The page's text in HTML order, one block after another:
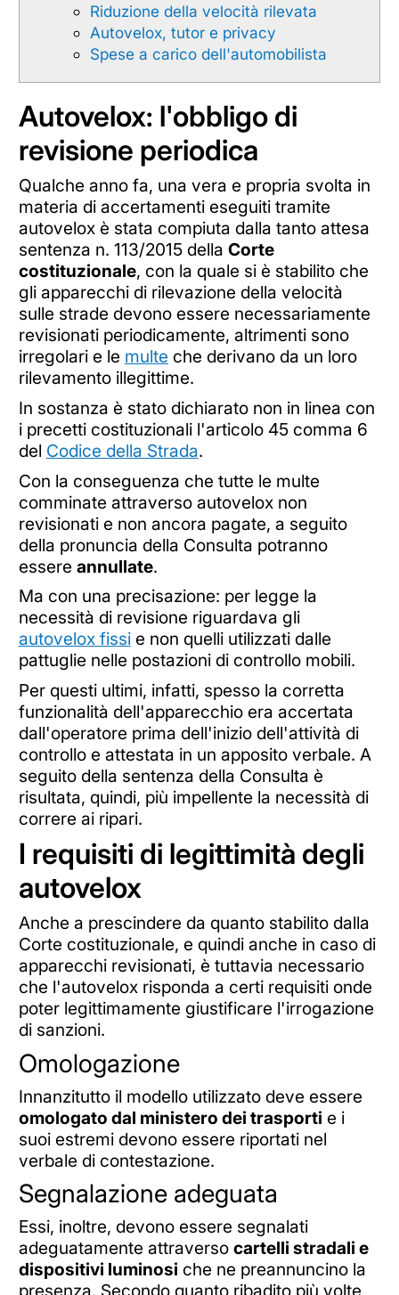
Riduzione della velocità rilevata
Autovelox, tutor e privacy
Spese a carico dell'automobilista
Autovelox: l'obbligo di
revisione periodica
Qualche anno fa, una vera e propria svolta in
materia di accertamenti eseguiti tramite
autovelox è stata compiuta dalla tanto attesa
sentenza n. 113/2015 della Corte
costituzionale, con la quale si è stabilito che
gli apparecchi di rilevazione della velocità
sulle strade devono essere necessariamente
revisionati periodicamente, altrimenti sono
irregolari e le multe che derivano da un loro
rilevamento illegittime.
In sostanza è stato dichiarato non in linea con
i precetti costituzionali l'articolo 45 comma 6
del Codice della Strada.
Con la conseguenza che tutte le multe
comminate attraverso autovelox non
revisionati e non ancora pagate, a seguito
della pronuncia della Consulta potranno
essere annullate.
Ma con una precisazione: per legge la
necessità di revisione riguardava gli
autovelox fissie non quelli utilizzati dalle
pattuglie nelle postazioni di controllo mobili.
Per questi ultimi, infatti, spesso la corretta
funzionalità dell'apparecchio era accertata
dall'operatore prima dell'inizio dell'attività di
controllo e attestata in un apposito verbale. A
seguito della sentenza della Consulta è
risultata, quindi, più impellente la necessità di
correre ai ripari.
I requisiti di legittimità degli
autovelox
Anche a prescindere da quanto stabilito dalla
Corte costituzionale, e quindi anche in caso di
apparecchi revisionati, è tuttavia necessario
che l'autovelox risponda a certi requisiti onde
poter legittimamente giustificare l'irrogazione
di sanzioni.
Omologazione
Innanzitutto il modello utilizzato deve essere
omologato dal ministero dei trasporti e i
suoi estremi devono essere riportati nel
verbale di contestazione.
Segnalazione adeguata
Essi, inoltre, devono essere segnalati
adeguatamente attraverso cartelli stradali e
dispositivi luminosi che ne preannuncino la